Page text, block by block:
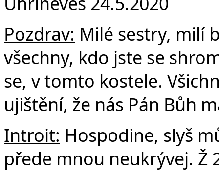
Pozdrav: Milé sestry, milí
všechny, kdo jste se
se, v tomto kostele.
ujištění, že nás Pán Bůh
Introit: Hospodine, slyš
přede mnou neukrývej. Ž